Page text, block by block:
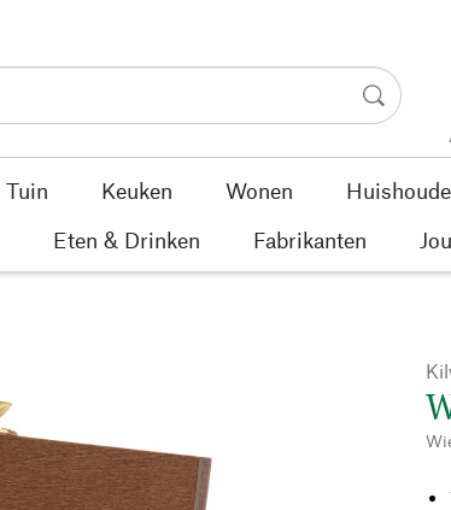
Tuin Keuken Wonen
Eten & Drinken Fabrikanten